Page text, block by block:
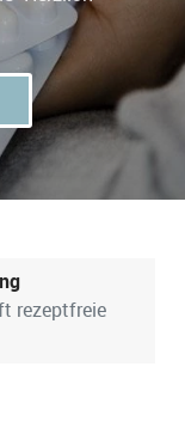
rezeptfreie